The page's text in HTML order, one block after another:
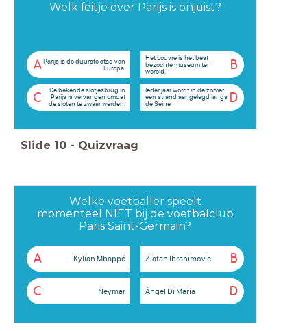
Welk feitje over Parijs is onjuist?
AParijs is de duurste stad van
Europa.
B
Het Louvre is het best
bezochte museum ter
wereld.
C
De bekende slotjesbrug in
Parijs is vervangen omdat
de sloten te zwaar werden.
D
Ieder jaar wordt in de zomer
een strand aangelegd langs
de Seine
Slide 10 - Quizvraag
Welke voetballer speelt
momenteel NIET bij de voetbalclub
Paris Saint-Germain?
A Kylian Mbappé B
Zlatan Ibrahimovic
C Neymar D
Ángel Di María